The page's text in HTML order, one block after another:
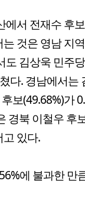
서 전재수 후
것은 영남 지
김상욱 민주
다. 경남에서는
보(49.68%)가
경북 이철우 후
있다.
에 불과한 만